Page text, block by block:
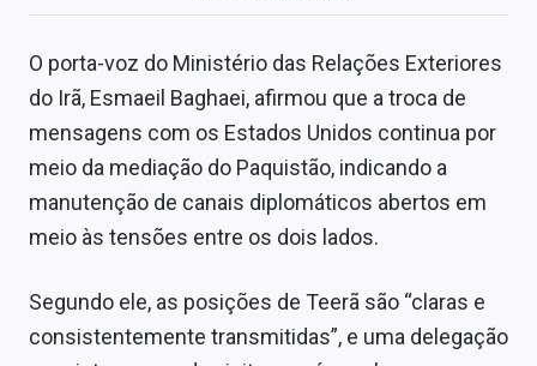
O porta-voz do Ministério das Relações Exteriores
do Irã, Esmaeil Baghaei, afirmou que a troca de
mensagens com os Estados Unidos continua por
meio da mediação do Paquistão, indicando a
manutenção de canais diplomáticos abertos em
meio às tensões entre os dois lados.
Segundo ele, as posições de Teerã são “claras e
consistentemente transmitidas”, e uma delegação